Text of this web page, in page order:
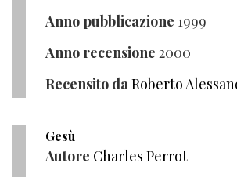
Anno pubblicazione 1999
Anno recensione 2000
Recensito daRoberto
Gesù
Autore Charles Perrot